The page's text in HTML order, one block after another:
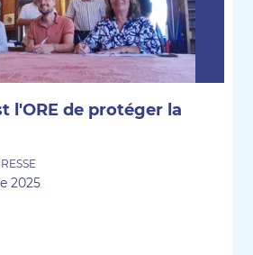
l'ORE de protéger la
2025